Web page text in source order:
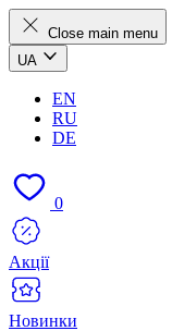
Close main menu
UA
EN
RU
DE
0
Акції
Новинки